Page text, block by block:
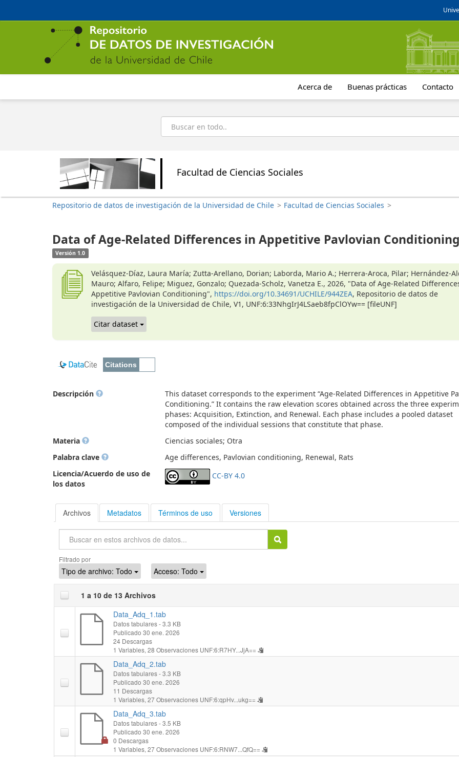
contenido
Acerca de Buenas prácticas Contacto
Buscar
Facultad de Ciencias Sociales
Repositorio de datos de investigación de la Universidad de Chile > Facultad de Ciencias Sociales >
Data of Age-Related Differences in Appetitive Pavlovian Conditioning
Versión 1.0
Velásquez-Díaz, Laura María; Zutta-Arellano, Dorian; Laborda, Mario A.; Herrera-Aroca, Pilar; Hernández-
Mauro; Alfaro, Felipe; Miguez, Gonzalo; Quezada-Scholz, Vanetza E., 2026, "Data of Age-Related
Appetitive Pavlovian Conditioning", https://doi.org/10.34691/UCHILE/944ZEA, Repositorio de datos de
investigación de la Universidad de Chile, V1, UNF:6:33NhgIrJ4LSaeb8fpClOYw== [fileUNF]
Citar dataset
Descripción
This dataset corresponds to the experiment “Age-Related Differences in Appetitive
Conditioning.” It contains the raw elevation scores obtained across the three
phases: Acquisition, Extinction, and Renewal. Each phase includes a pooled dataset
composed of the individual sessions that constitute that phase.
Materia
Ciencias sociales; Otra
Palabra clave
Age differences, Pavlovian conditioning, Renewal, Rats
Licencia/Acuerdo de uso de
los datos
CC-BY 4.0
Archivos Metadatos Términos de uso Versiones
Filtrado por
Tipo de archivo: Todo Acceso: Todo
1 a 10 de 13 Archivos
Data_Adq_1.tab
Datos tabulares- 3.3 KB
Publicado 30 ene. 2026
24 Descargas
1 Variables, 28 Observaciones UNF:6:R7HY...JjA==
Data_Adq_2.tab
Datos tabulares- 3.3 KB
Publicado 30 ene. 2026
11 Descargas
1 Variables, 27 Observaciones UNF:6:qpHv...ukg==
Data_Adq_3.tab
Datos tabulares- 3.5 KB
Publicado 30 ene. 2026
0 Descargas
1 Variables, 27 Observaciones UNF:6:RNW7...QfQ==